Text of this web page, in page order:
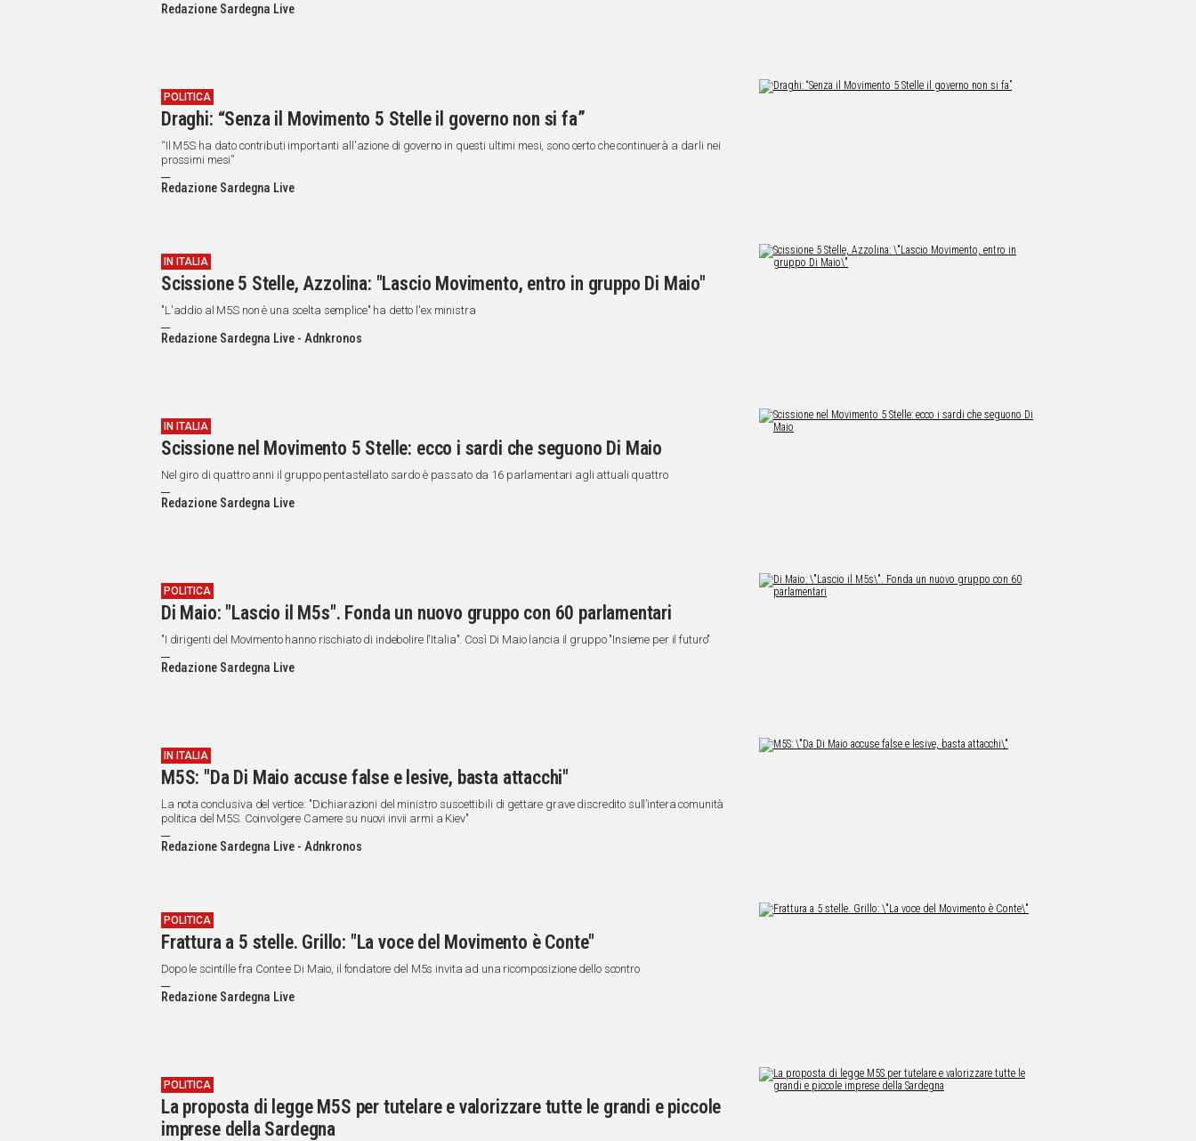
Redazione Sardegna Live
POLITICA
Draghi: “Senza il Movimento 5 Stelle il governo non si fa”
“Il M5S ha dato contributi importanti all'azione di governo in questi ultimi mesi, sono certo che continuerà a darli nei
prossimi mesi”
Redazione Sardegna Live
IN ITALIA
Scissione 5 Stelle, Azzolina: "Lascio Movimento, entro in gruppo Di Maio"
"L'addio al M5S non è una scelta semplice" ha detto l'ex ministra
Redazione Sardegna Live - Adnkronos
IN ITALIA
Scissione nel Movimento 5 Stelle: ecco i sardi che seguono Di Maio
Nel giro di quattro anni il gruppo pentastellato sardo è passato da 16 parlamentari agli attuali quattro
Redazione Sardegna Live
POLITICA
Di Maio: "Lascio il M5s". Fonda un nuovo gruppo con 60 parlamentari
"I dirigenti del Movimento hanno rischiato di indebolire l'Italia". Così Di Maio lancia il gruppo "Insieme per il futuro"
Redazione Sardegna Live
IN ITALIA
M5S: "Da Di Maio accuse false e lesive, basta attacchi"
La nota conclusiva del vertice: "Dichiarazioni del ministro suscettibili di gettare grave discredito sull’intera comunità
politica del M5S. Coinvolgere Camere su nuovi invii armi a Kiev"
Redazione Sardegna Live - Adnkronos
POLITICA
Frattura a 5 stelle. Grillo: "La voce del Movimento è Conte"
Dopo le scintille fra Conte e Di Maio, il fondatore del M5s invita ad una ricomposizione dello scontro
Redazione Sardegna Live
POLITICA
La proposta di legge M5S per tutelare e valorizzare tutte le grandi e piccole
imprese della Sardegna